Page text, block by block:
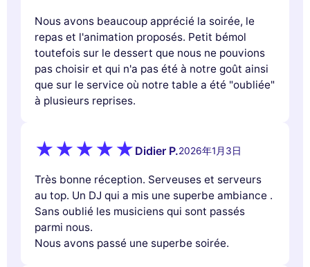
Nous avons beaucoup apprécié la soirée, le
repas et l'animation proposés. Petit bémol
toutefois sur le dessert que nous ne pouvions
pas choisir et qui n'a pas été à notre goût ainsi
que sur le service où notre table a été "oubliée"
à plusieurs reprises.
Didier P.2026年1月3日
Très bonne réception. Serveuses et serveurs
au top. Un DJ qui a mis une superbe ambiance .
Sans oublié les musiciens qui sont passés
parmi nous.
Nous avons passé une superbe soirée.